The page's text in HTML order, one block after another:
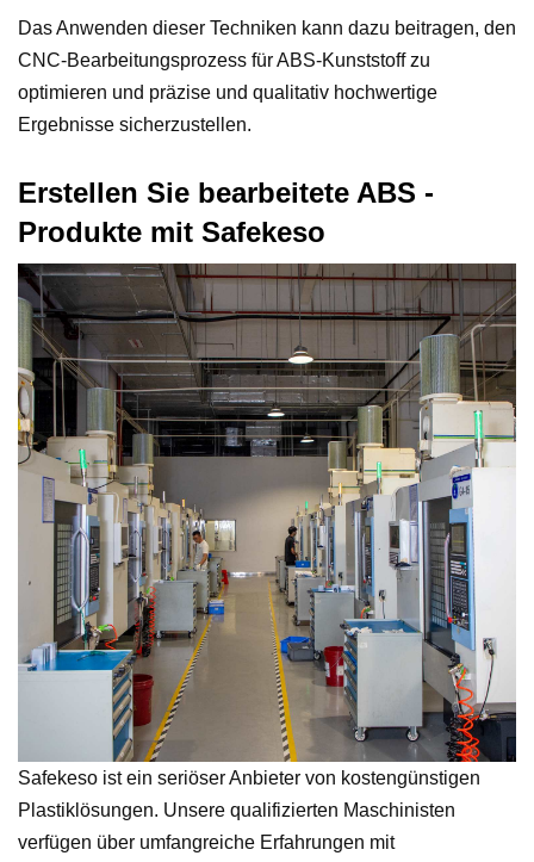
Das Anwenden dieser Techniken kann dazu beitragen, den
CNC-Bearbeitungsprozess für ABS-Kunststoff zu
optimieren und präzise und qualitativ hochwertige
Ergebnisse sicherzustellen.
Erstellen Sie bearbeitete ABS -
Produkte mit Safekeso
Safekeso ist ein seriöser Anbieter von kostengünstigen
Plastiklösungen. Unsere qualifizierten Maschinisten
verfügen über umfangreiche Erfahrungen mit